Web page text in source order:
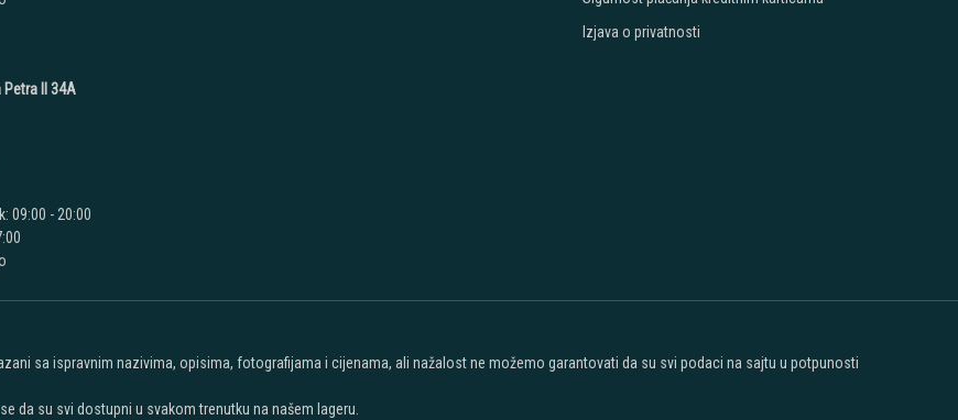
Petra II 34A
09:00 - 20:00
Izjava o privatnosti
sa ispravnim nazivima, opisima, fotografijama i cijenama, ali nažalost ne možemo garantovati da su svi podaci na sajtu u potpunosti
da su svi dostupni u svakom trenutku na našem lageru.